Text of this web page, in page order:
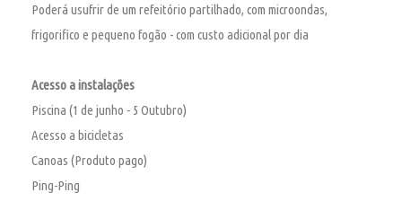
Poderá usufrir de um refeitório partilhado, com microondas,
frigorifico e pequeno fogão - com custo adicional por dia
Acesso a instalações
Piscina (1 de junho - 5 Outubro)
Acesso a bicicletas
Canoas (Produto pago)
Ping-Ping